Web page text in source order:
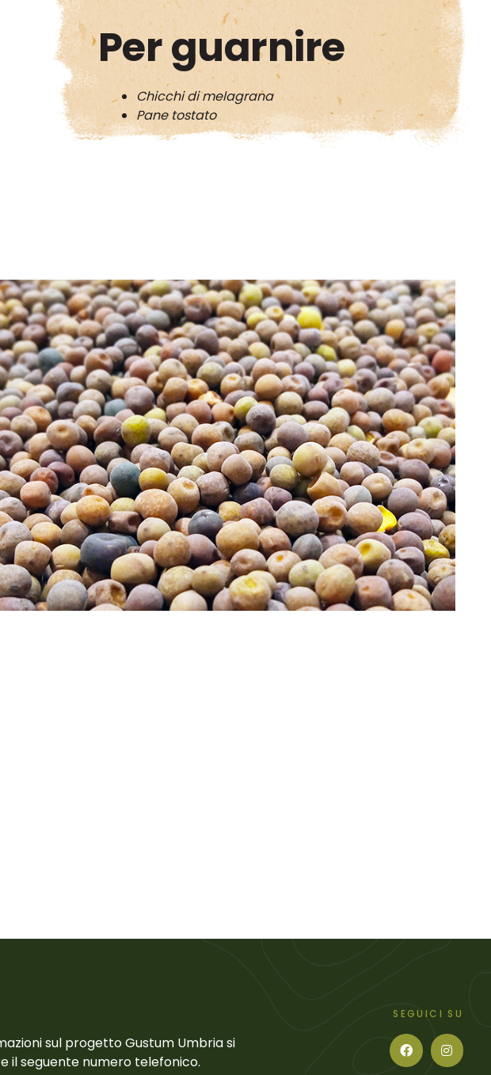
Per guarnire
Chicchi di melagrana
Pane tostato
sul progetto Gustum Umbria si
il seguente numero telefonico.
SEGUICI SU